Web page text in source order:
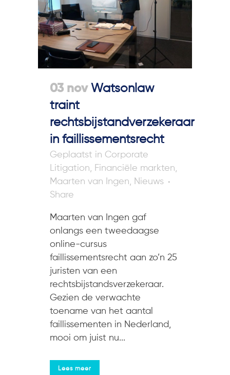
03 nov Watsonlaw
traint
rechtsbijstandverzekeraar
in faillissementsrecht
in Corporate
Litigation, Financiële markten,
Maarten van Ingen, Nieuws
Share
Maarten van Ingen gaf
onlangs een tweedaagse
online-cursus
faillissementsrecht aan zo’n 25
juristen van een
rechtsbijstandsverzekeraar.
Gezien de verwachte
toename van het aantal
faillissementen in Nederland,
mooi om juist nu...
Lees meer